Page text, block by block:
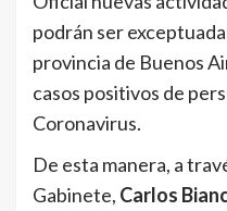
podrán ser
provincia de Buenos
casos positivos de
Coronavirus.
De esta manera, a
Gabinete, Carlos